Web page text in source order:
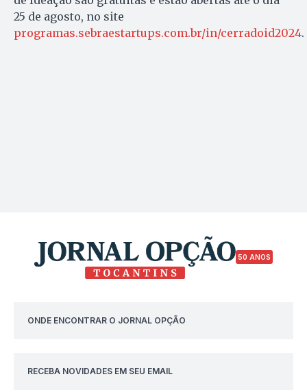
25 de agosto, no site
programas.sebraestartups.com.br/in/cerradoid2024.
50 ANOS
ONDE ENCONTRAR O JORNAL OPÇÃO
RECEBA NOVIDADES EM SEU EMAIL